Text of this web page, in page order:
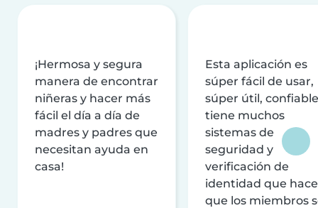
¡Hermosa y segura
manera de encontrar
niñeras y hacer más
fácil el día a día de
madres y padres que
necesitan ayuda en
casa!
Esta aplicación es
súper fácil de usar,
súper útil,
tiene muchos
sistemas de
seguridad y
verificación de
identidad que
que los miembros